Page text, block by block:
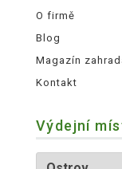
O firmě
Blog
Magazín
Kontakt
Výdejní